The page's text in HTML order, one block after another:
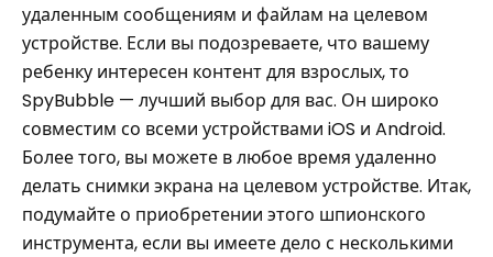
удаленным сообщениям и файлам на целевом
устройстве. Если вы подозреваете, что вашему
ребенку интересен контент для взрослых, то
SpyBubble — лучший выбор для вас. Он широко
совместим со всеми устройствами iOS и Android.
Более того, вы можете в любое время удаленно
делать снимки экрана на целевом устройстве. Итак,
подумайте о приобретении этого шпионского
инструмента, если вы имеете дело с несколькими